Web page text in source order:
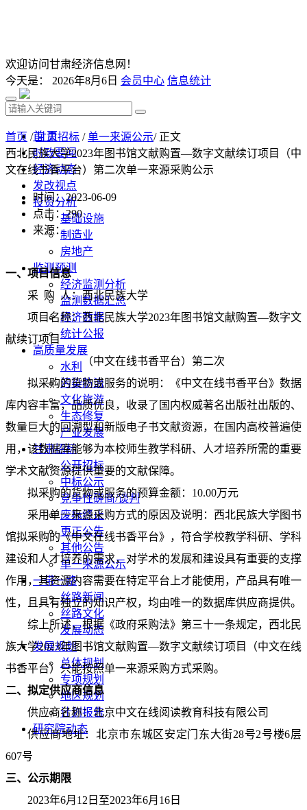
欢迎访问甘肃经济信息网！
今天是： 2026年8月6日 会员中心 信息统计
首 页
时政要闻
经济动态
发改视点
投资分析
基础设施
制造业
房地产
监测预测
经济监测分析
监测数据汇总
经济数据
统计公报
高质量发展
水利
污染防治
文化旅游
生态修复
产业发展
甘肃招标
公开招标
中标公示
竞争性磋商/谈判
废标终止
更正公告
其他公告
单一来源公示
一带一路
丝路新闻
丝路文化
发展动态
发展规划
总体规划
专项规划
地区规划
计划报告
研究院动态
首页 /甘肃招标 /单一来源公示/ 正文
西北民族大学2023年图书馆文献购置—数字文献续订项目（中
文在线书香平台）第二次单一来源采购公示
时间：2023-06-09
点击：290
来源：
一、项目信息
采 购
人：西北民族大学
项目名称：西北民族大学2023年图书馆文献购置—数字文
献续订项目
（中文在线书香平台） 第二次
拟采购的货物或服务的说明：《中文在线书香平台》数据
库内容丰富，品质优良，收录了国内权威著名出版社出版的、
数量巨大的回溯型和新版电子书文献资源，在国内高校普遍使
用，该数据库能够为本校师生教学科研、人才培养所需的重要
学术文献资源提供重要的文献保障。
拟采购的货物或服务的预算金额： 10.00万元
采用单一来源采购方式的原因及说明：西北民族大学图书
馆拟采购的《中文在线书香平台》，符合学校教学科研、学科
建设和人才培养的需求，对学术的发展和建设具有重要的支撑
作用，其资源内容需要在特定平台上才能使用，产品具有唯一
性，且具有独立的知识产权，均由唯一的数据库供应商提供。
综上所述，根据《政府采购法》第三十一条规定，西北民
族大学2023年图书馆文献购置—数字文献续订项目（中文在线
书香平台）只能按照单一来源采购方式采购。
二、拟定供应商信息
供应商名称：北京中文在线阅读教育科技有限公司
供应商地址：北京市东城区安定门东大街28号2号楼6层
607号
三、 公示期限
2023年6月 12 日至2023年6月 16 日